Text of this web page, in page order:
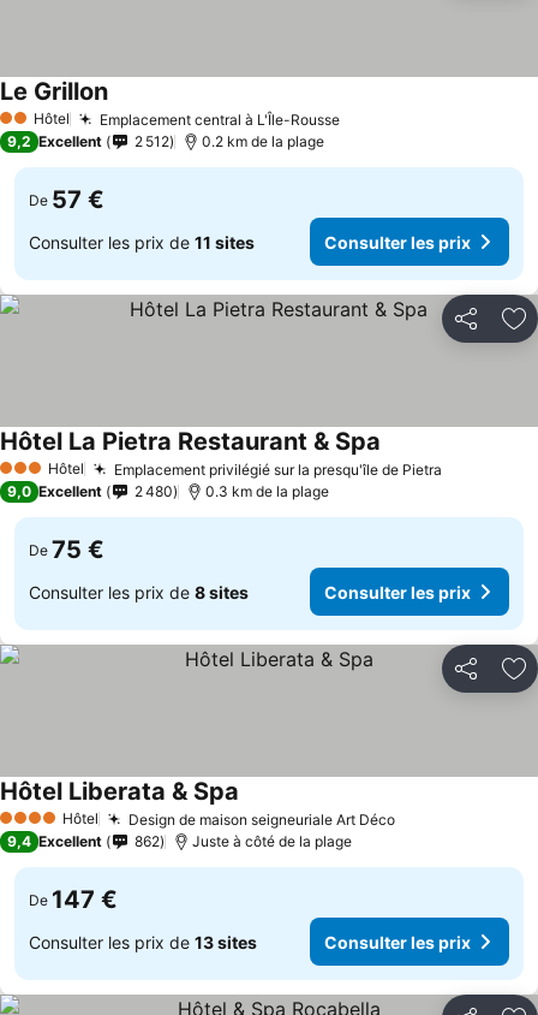
2 Étoiles
Hôtel Emplacement central à L'Île-Rousse
Le Grillon
9,2 Excellent 2 512 0.2 km de la plage
De 57 €
Consulter les prix de 11 sites Consulter les prix
Partager
3 ÉtoilesHôtel Emplacement privilégié sur la presqu'île de Pietra
Hôtel La Pietra Restaurant & Spa
9,0 Excellent 2 480 0.3 km de la plage
De 75 €
Consulter les prix de 8 sites Consulter les prix
Partager
4 Étoiles Hôtel Design de maison seigneuriale Art Déco
Hôtel Liberata & Spa
9,4 Excellent 862 Juste à côté de la plage
De 147 €
Consulter les prix de 13 sites Consulter les prix